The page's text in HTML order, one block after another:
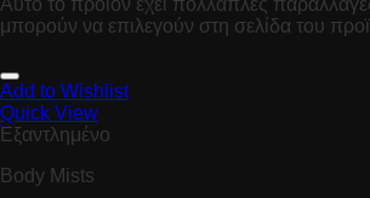
Αυτό το προϊόν έχει πολλαπλές
μπορούν να επιλεγούν στη σελίδα του
Add to Wishlist
Quick View
Εξαντλημένο
Body Mists